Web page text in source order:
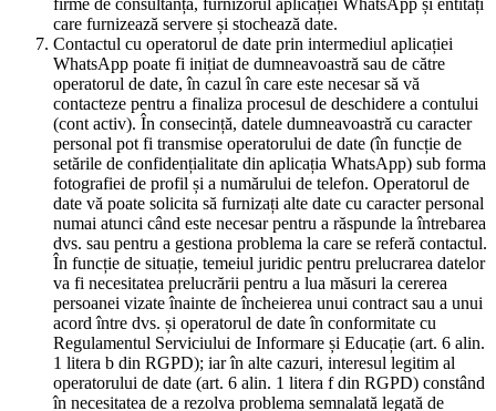
firme de consultanță, furnizorul aplicației WhatsApp și entități
care furnizează servere și stochează date.
Contactul cu operatorul de date prin intermediul aplicației
WhatsApp poate fi inițiat de dumneavoastră sau de către
operatorul de date, în cazul în care este necesar să vă
contacteze pentru a finaliza procesul de deschidere a contului
(cont activ). În consecință, datele dumneavoastră cu caracter
personal pot fi transmise operatorului de date (în funcție de
setările de confidențialitate din aplicația WhatsApp) sub forma
fotografiei de profil și a numărului de telefon. Operatorul de
date vă poate solicita să furnizați alte date cu caracter personal
numai atunci când este necesar pentru a răspunde la întrebarea
dvs. sau pentru a gestiona problema la care se referă contactul.
În funcție de situație, temeiul juridic pentru prelucrarea datelor
va fi necesitatea prelucrării pentru a lua măsuri la cererea
persoanei vizate înainte de încheierea unui contract sau a unui
acord între dvs. și operatorul de date în conformitate cu
Regulamentul Serviciului de Informare și Educație (art. 6 alin.
1 litera b din RGPD); iar în alte cazuri, interesul legitim al
operatorului de date (art. 6 alin. 1 litera f din RGPD) constând
în necesitatea de a rezolva problema semnalată legată de